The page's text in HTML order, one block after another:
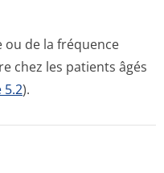
ou de la fréquence
chez les patients âgés
5.2).